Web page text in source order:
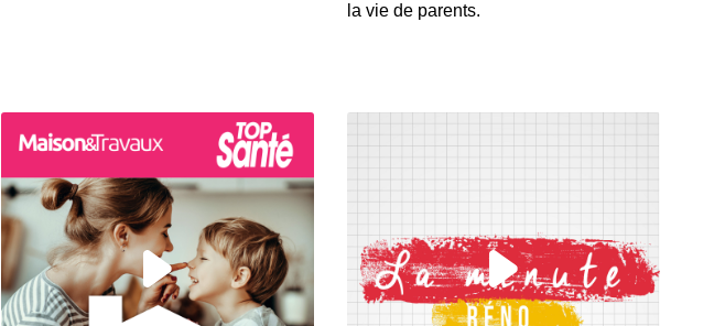
Gauthier Pirson, Monique Olivier mots à maux
Frédéric Lorimier, Virtus ose !
00:18:50 - IL Y A 3 ANS
la vie de parents.